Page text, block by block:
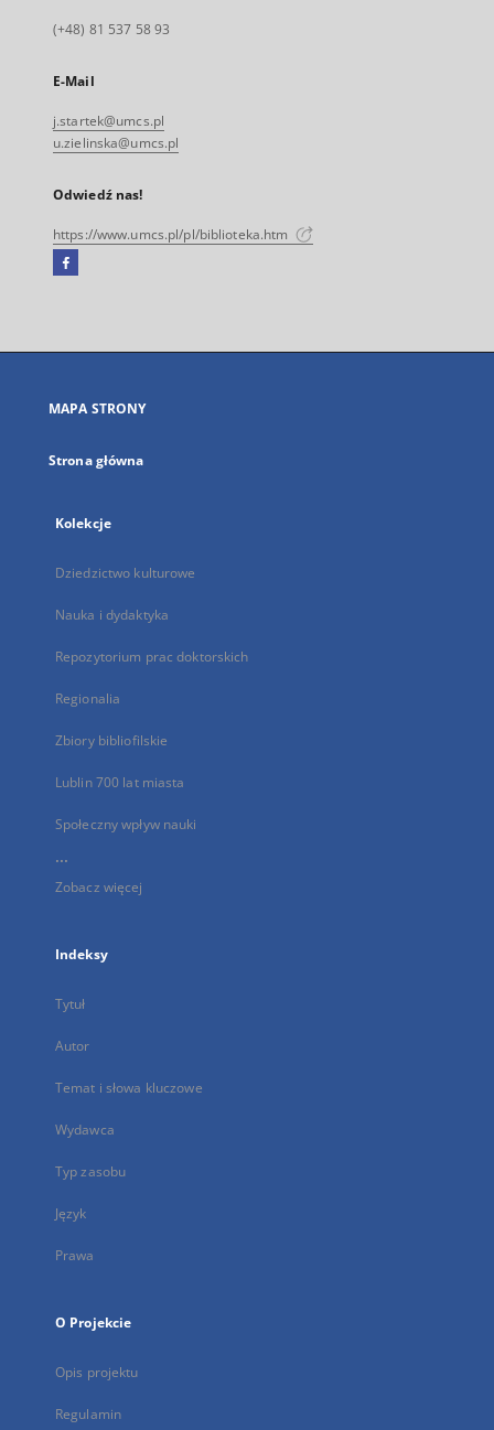
(+48) 81 537 58 93
E-Mail
j.startek@umcs.pl
u.zielinska@umcs.pl
Odwiedź nas!
https://www.umcs.pl/pl/biblioteka.htm
Facebook
się
karcie
MAPA STRONY
Strona główna
Kolekcje
Dziedzictwo kulturowe
Nauka i dydaktyka
Repozytorium prac doktorskich
Regionalia
Zbiory bibliofilskie
Lublin 700 lat miasta
Społeczny wpływ nauki
...
Zobacz więcej
Indeksy
Tytuł
Autor
Temat i słowa kluczowe
Wydawca
Typ zasobu
Język
Prawa
O Projekcie
Opis projektu
Regulamin